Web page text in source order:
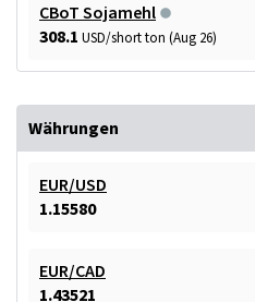
CBoT Sojamehl
308.1 USD/short ton (Aug 26)
Währungen
EUR/USD
1.15580
EUR/CAD
1.43521